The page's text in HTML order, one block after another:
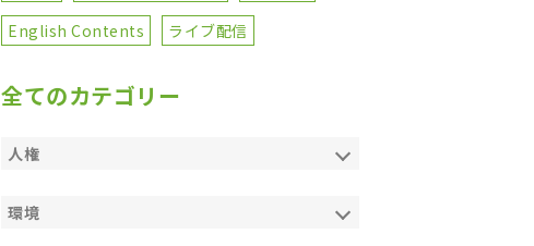
English Contents
ライブ配信
全てのカテゴリー
人権
環境